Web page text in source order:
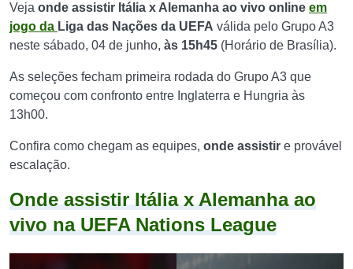
Veja onde assistir Itália x Alemanha ao vivo online em
jogo da Liga das Nações da UEFA válida pelo Grupo A3
neste sábado, 04 de junho, às 15h45 (Horário de Brasília).
As seleções fecham primeira rodada do Grupo A3 que
começou com confronto entre Inglaterra e Hungria às
13h00.
Confira como chegam as equipes, onde assistir e provável
escalação.
Onde assistir Itália x Alemanha ao
vivo na UEFA Nations League